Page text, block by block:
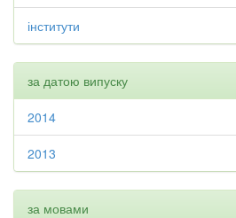
інститути
за датою випуску
2014
2013
за мовами